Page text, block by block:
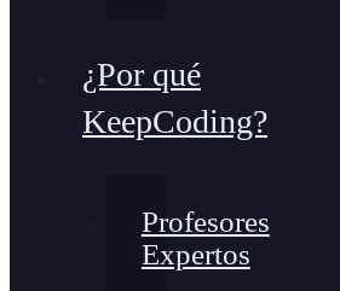
¿Por qué
KeepCoding?
Profesores
Expertos